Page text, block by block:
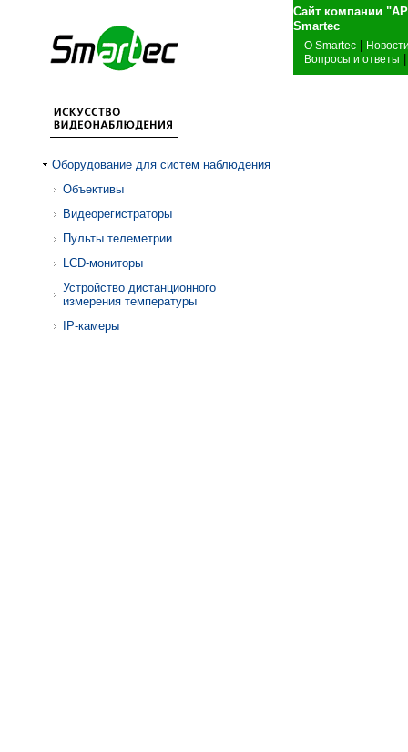
Сайт компании
О Smartec
Вопросы и ответы
Оборудование для систем наблюдения
Объективы
Видеорегистраторы
Пульты телеметрии
LCD-мониторы
Устройство дистанционного
измерения температуры
IP-камеры